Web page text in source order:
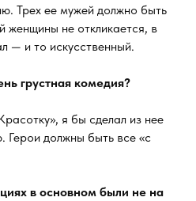
Трех ее мужей должно быть
не откликается, в
— и то искусственный.
грустная комедия?
я бы сделал из нее
Герои должны быть все «с
в основном были не на